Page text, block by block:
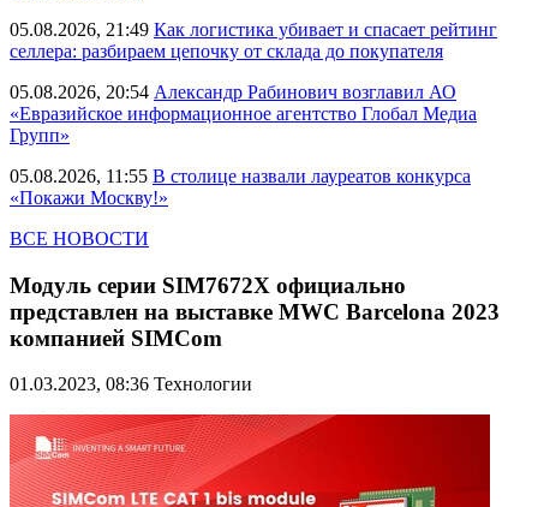
05.08.2026, 21:49 Как логистика убивает и спасает рейтинг
селлера: разбираем цепочку от склада до покупателя
05.08.2026, 20:54 Александр Рабинович возглавил АО
«Евразийское информационное агентство Глобал Медиа
Групп»
05.08.2026, 11:55 В столице назвали лауреатов конкурса
«Покажи Москву!»
ВСЕ НОВОСТИ
Модуль серии SIM7672X официально
представлен на выставке MWC Barcelona 2023
компанией SIMCom
01.03.2023, 08:36 Технологии